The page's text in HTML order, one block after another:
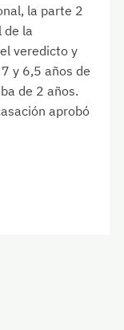
la parte 2
de la
veredicto y
y 6,5 años de
de 2 años.
aprobó